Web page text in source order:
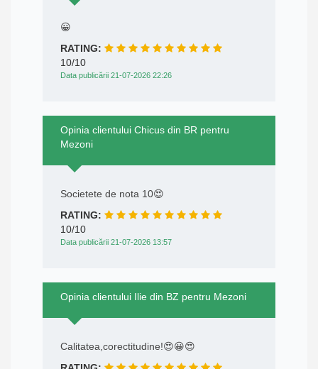
😀
RATING:
10/10
Data publicării 21-07-2026 22:26
Opinia clientului Chicus din BR pentru
Mezoni
Societete de nota 10😍
RATING:
10/10
Data publicării 21-07-2026 13:57
Opinia clientului Ilie din BZ pentru Mezoni
Calitatea,corectitudine!😍😀😍